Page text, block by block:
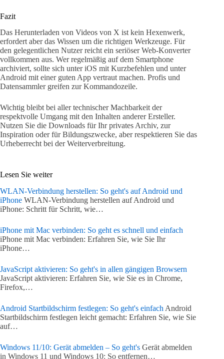
Fazit
Das Herunterladen von Videos von X ist kein Hexenwerk,
erfordert aber das Wissen um die richtigen Werkzeuge. Für
den gelegentlichen Nutzer reicht ein seriöser Web-Konverter
vollkommen aus. Wer regelmäßig auf dem Smartphone
archiviert, sollte sich unter iOS mit Kurzbefehlen und unter
Android mit einer guten App vertraut machen. Profis und
Datensammler greifen zur Kommandozeile.
Wichtig bleibt bei aller technischer Machbarkeit der
respektvolle Umgang mit den Inhalten anderer Ersteller.
Nutzen Sie die Downloads für Ihr privates Archiv, zur
Inspiration oder für Bildungszwecke, aber respektieren Sie das
Urheberrecht bei der Weiterverbreitung.
Lesen Sie weiter
WLAN-Verbindung herstellen: So geht's auf Android und
iPhone WLAN-Verbindung herstellen auf Android und
iPhone: Schritt für Schritt, wie…
iPhone mit Mac verbinden: So geht es schnell und einfach
iPhone mit Mac verbinden: Erfahren Sie, wie Sie Ihr
iPhone…
JavaScript aktivieren: So geht's in allen gängigen Browsern
JavaScript aktivieren: Erfahren Sie, wie Sie es in Chrome,
Firefox,…
Android Startbildschirm festlegen: So geht's einfach Android
Startbildschirm festlegen leicht gemacht: Erfahren Sie, wie Sie
auf…
Windows 11/10: Gerät abmelden – So geht's Gerät abmelden
in Windows 11 und Windows 10: So entfernen…